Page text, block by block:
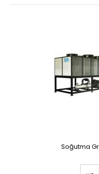
Soğutma